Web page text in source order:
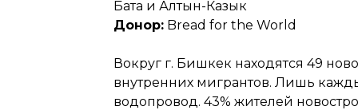
Бата и Алтын-Казык
Донор: Bread for the World
Вокруг г. Бишкек находятся 49
внутренних мигрантов. Лишь
водопровод. 43% жителей